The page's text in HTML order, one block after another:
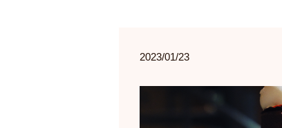
2023/01/23